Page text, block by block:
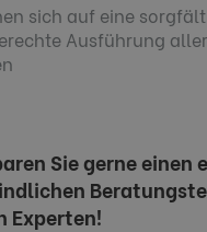
sich auf eine
Ausführung
Sie gerne einen
Experten!